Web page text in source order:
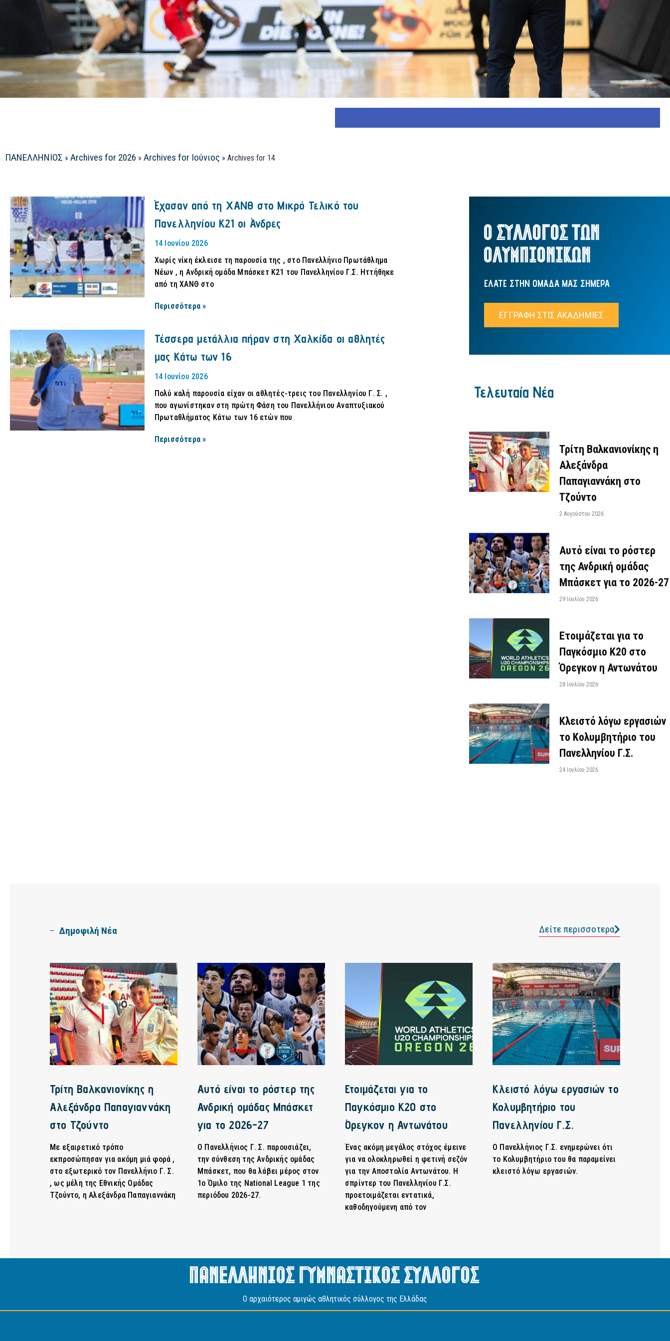
ΠΑΝΕΛΛΗΝΙΟΣ » Archives for 2026 » Archives for Ιούνιος » Archives for 14
Έχασαν από τη ΧΑΝΘ στο Μικρό Τελικό του
Πανελληνίου Κ21 οι Άνδρες
14 Ιουνίου 2026
Χωρίς νίκη έκλεισε τη παρουσία της , στο Πανελλήνιο Πρωτάθλημα
Νέων , η Ανδρική ομάδα Μπάσκετ Κ21 του Πανελληνίου Γ.Σ. Ηττήθηκε
από τη ΧΑΝΘ στο
Περισσότερα »
Τέσσερα μετάλλια πήραν στη Χαλκίδα οι αθλητές
μας Κάτω των 16
14 Ιουνίου 2026
Πολύ καλή παρουσία είχαν οι αθλητές-τρεις του Πανελληνίου Γ. Σ. ,
που αγωνίστηκαν στη πρώτη Φάση του Πανελλήνιου Αναπτυξιακού
Πρωταθλήματος Κάτω των 16 ετών που
Περισσότερα »
Ο ΣΥΛΛΟΓΟΣ ΤΩΝ
ΟΛΥΜΠΙΟΝΙΚΩΝ
ΕΛΑΤΕ ΣΤΗΝ ΟΜΑΔΑ ΜΑΣ ΣΗΜΕΡΑ
ΕΓΓΡΑΦΗ ΣΤΙΣ ΑΚΑΔΗΜΙΕΣ
Τελευταία Νέα
Τρίτη Βαλκανιονίκης η
Αλεξάνδρα
Παπαγιαννάκη στο
Τζούντο
2 Αυγούστου 2026
Αυτό είναι το ρόστερ
της Ανδρική ομάδας
Μπάσκετ για το 2026-27
29 Ιουλίου 2026
Ετοιμάζεται για το
Παγκόσμιο Κ20 στο
Όρεγκον η Αντωνάτου
28 Ιουλίου 2026
Κλειστό λόγω εργασιών
το Κολυμβητήριο του
Πανελληνίου Γ.Σ.
24 Ιουλίου 2026
Δημοφιλή Νέα Δείτε περισσοτερα
Τρίτη Βαλκανιονίκης η
Αλεξάνδρα Παπαγιαννάκη
στο Τζούντο
Με εξαιρετικό τρόπο
εκπροσώπησαν για ακόμη μιά φορά ,
στο εξωτερικό τον Πανελλήνιο Γ. Σ.
, ως μέλη της Εθνικής Ομάδας
Τζούντο, η Αλεξάνδρα Παπαγιαννάκη
Αυτό είναι το ρόστερ της
Ανδρική ομάδας Μπάσκετ
για το 2026-27
Ο Πανελλήνιος Γ. Σ. παρουσιάζει,
την σύνθεση της Ανδρικής ομάδας
Μπάσκετ, που θα λάβει μέρος στον
1ο Όμιλο της National League 1 της
περιόδου 2026-27.
Ετοιμάζεται για το
Παγκόσμιο Κ20 στο
Όρεγκον η Αντωνάτου
Ένας ακόμη μεγάλος στόχος έμεινε
για να ολοκληρωθεί η φετινή σεζόν
για την Αποστολία Αντωνάτου. Η
σπρίντερ του Πανελληνίου Γ.Σ.
προετοιμάζεται εντατικά,
καθοδηγούμενη από τον
Κλειστό λόγω εργασιών το
Κολυμβητήριο του
Πανελληνίου Γ.Σ.
Ο Πανελλήνιος Γ.Σ. ενημερώνει ότι
το Κολυμβητήριο του θα παραμείνει
κλειστό λόγω εργασιών.
Πανελληνιος Γυμναστικος Συλλογος
O αρχαιότερος αμιγώς αθλητικός σύλλογος της Ελλάδας